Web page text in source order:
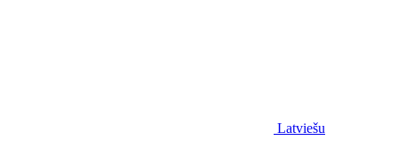
Latviešu